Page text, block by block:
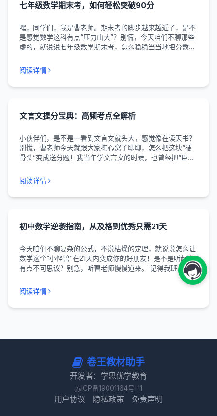
七年级数学期末考，如何轻松突破90分
嘿，同学们，我是曹老师。期末考的脚步越来越近了，是不
是感觉数学这科有点“压力山大”？别慌，今天咱们不聊那些
虚的，就说说七年级数学期末考，怎么稳稳当当地把分数提
的同学，方法上都特别相似。咱们一步一步来。 首先，咱
们...
阅读详情
文言文提分宝典：高频考点全解析
小伙伴们，是不是一看到文言文就头大，感觉像在读天书？
别慌，曹老师今天就跟大家掏心窝子聊聊，怎么把这块“硬
骨头”变成送分题！我当年学文言文的时候，也曾经把“臣密
要搞定的就是实词这一关。你们可以把文言实词想象成一
个...
阅读详情
初中数学逆袭指南，从及格到优秀只需21天
今天咱们不聊复杂的公式，不说枯燥的定理，就说说怎么让
数学这个“小怪兽”在21天内变成你的好朋友！是不是听起来
有点不可思议？别急，听曹老师慢慢道来。 记得我班上有个
叫小林的孩子，初一那会儿数学总是在及格线徘徊，看到数
学题就头疼。后来他用了咱们这套方法，你猜怎么着？期
中...
阅读详情
卷王教材助手
开发者：学思优学教育
苏ICP备19001164号-11
用户协议 隐私政策 免责声明